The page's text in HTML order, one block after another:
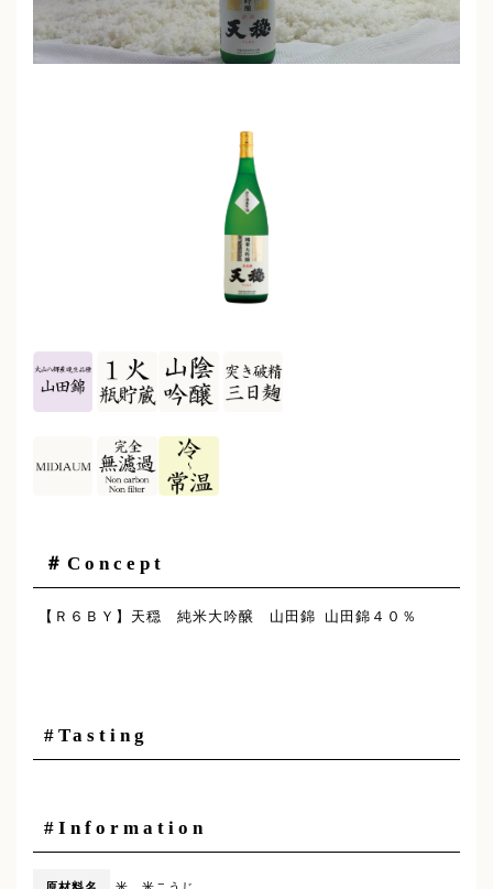
＃Concept
【Ｒ６ＢＹ】天穏 純米大吟醸 山田錦 山田錦４０％
#Tasting
#Information